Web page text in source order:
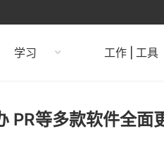
学习 工作 | 工具
PR等多款软件全面